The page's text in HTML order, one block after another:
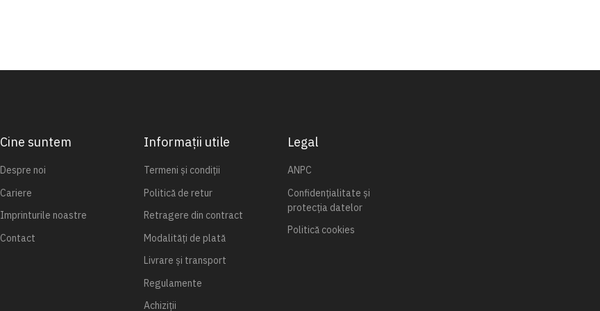
Cine suntem
Despre noi
Cariere
Imprinturile noastre
Contact
Informații utile
Termeni și condiții
Politică de retur
Retragere din contract
Modalități de plată
Livrare și transport
Regulamente
Achiziții
Legal
ANPC
Confidențialitate și
protecția datelor
Politică cookies